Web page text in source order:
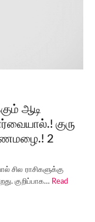
ஆடி
குரு
2
சில ராசிகளுக்கு
குறிப்பாக… Read